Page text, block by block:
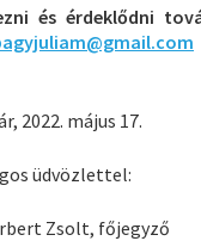
és érdeklődni
2022. május 17.
üdvözlettel:
Zsolt, főjegyző